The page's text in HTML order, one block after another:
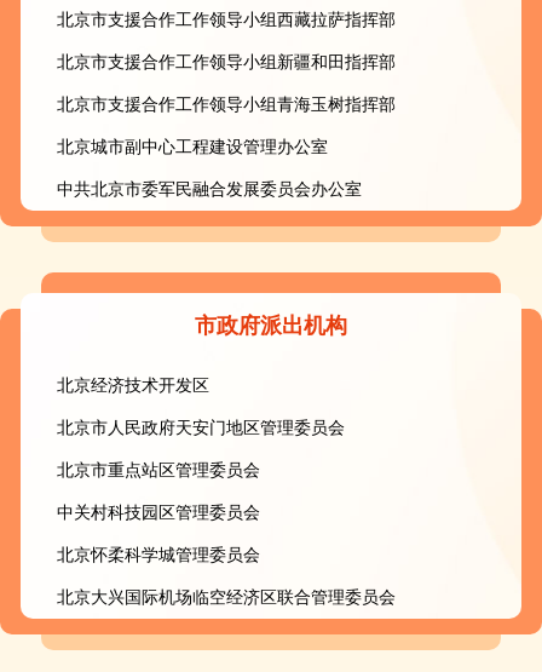
北京市支援合作工作领导小组西藏拉萨指挥部
北京市支援合作工作领导小组新疆和田指挥部
北京市支援合作工作领导小组青海玉树指挥部
北京城市副中心工程建设管理办公室
中共北京市委军民融合发展委员会办公室
市政府派出机构
北京经济技术开发区
北京市人民政府天安门地区管理委员会
北京市重点站区管理委员会
中关村科技园区管理委员会
北京怀柔科学城管理委员会
北京大兴国际机场临空经济区联合管理委员会